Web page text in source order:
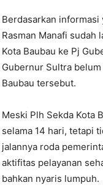
Berdasarkan informasi
Rasman Manafi sudah
Kota Baubau ke Pj
Gubernur Sultra
Baubau tersebut.
Meski Plh Sekda Kota
selama 14 hari, tetapi
jalannya roda
aktifitas pelayanan
bahkan nyaris lumpuh.